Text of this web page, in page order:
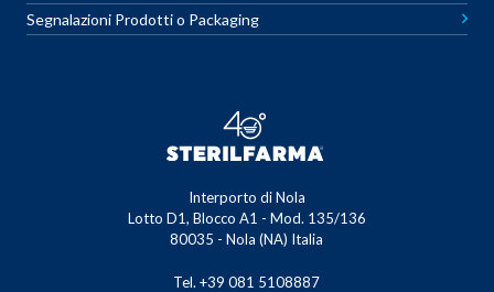
Segnalazioni Prodotti o Packaging
Interporto di Nola
Lotto D1, Blocco A1 - Mod. 135/136
80035 - Nola (NA) Italia
Tel. +39 081 5108887